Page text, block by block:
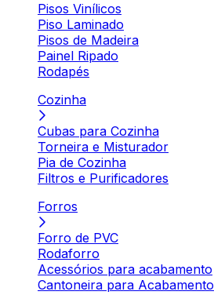
Pisos Vinílicos
Piso Laminado
Pisos de Madeira
Painel Ripado
Rodapés
Cozinha
Cubas para Cozinha
Torneira e Misturador
Pia de Cozinha
Filtros e Purificadores
Forros
Forro de PVC
Rodaforro
Acessórios para acabamento
Cantoneira para Acabamento